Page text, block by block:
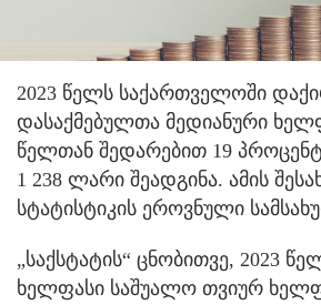
2023 წელს საქართველოში
დასაქმებულთა მედიანური
წელთან შედარებით 19
1 238 ლარი შეადგინა. ამის
სტატისტიკის ეროვნული
„საქსტატის“ ცნობითვე, 2023
ხელფასი საშუალო თვიურ